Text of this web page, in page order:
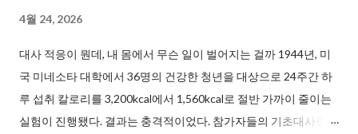
문제가 시작된다. “계란 껍질 안쪽에 답이 있었다고?” 연구 자료가
보니, 흥미로운 패턴이 발견됐다. 난각막이란 계란 껍질 안쪽에 붙
어 있는 얇은 흰색 막이다. 이 막에는 인체 관절 연골의 구성 성분인
콜라겐, 콘드로이친, 히알루론산, 엘라스틴, 글리코사미노글리칸
이 풍부하게...
4월 24, 2026
대사 적응이 뭔데, 내 몸에서 무슨 일이 벌어지는 걸까 1944년, 미
국 미네소타 대학에서 36명의 건강한 청년을 대상으로 24주간 하
루 섭취 칼로리를 3,200kcal에서 1,560kcal로 절반 가까이 줄이는
실험이 진행됐다. 결과는 충격적이었다. 참가자들의 기초대사량이